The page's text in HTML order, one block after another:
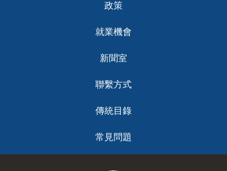
政策
就業機會
新聞室
聯繫方式
傳統目錄
常見問題